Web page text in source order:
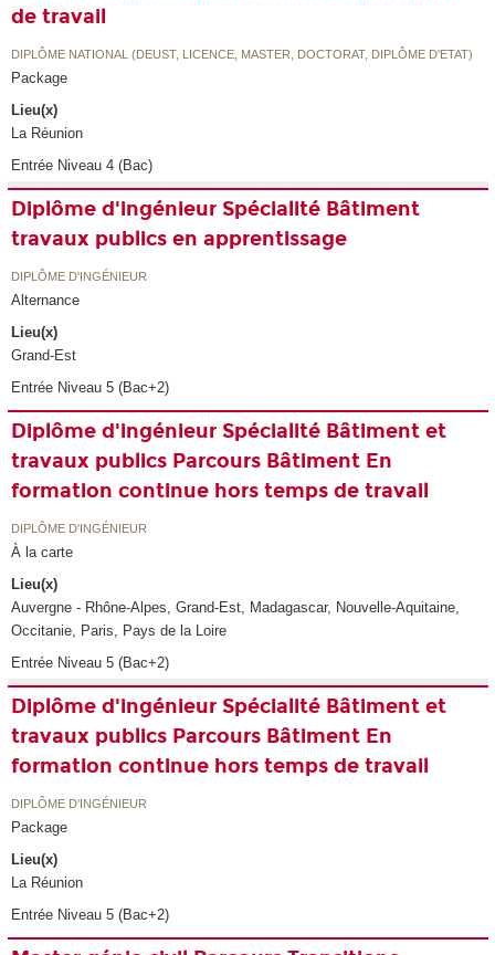
de travail
DIPLÔME NATIONAL (DEUST, LICENCE, MASTER, DOCTORAT, DIPLÔME D'ETAT)
Package
Lieu(x)
La Réunion
Entrée Niveau 4 (Bac)
Diplôme d'ingénieur Spécialité Bâtiment
travaux publics en apprentissage
DIPLÔME D'INGÉNIEUR
Alternance
Lieu(x)
Grand-Est
Entrée Niveau 5 (Bac+2)
Diplôme d'ingénieur Spécialité Bâtiment et
travaux publics Parcours Bâtiment En
formation continue hors temps de travail
DIPLÔME D'INGÉNIEUR
À la carte
Lieu(x)
Auvergne - Rhône-Alpes, Grand-Est, Madagascar, Nouvelle-Aquitaine,
Occitanie, Paris, Pays de la Loire
Entrée Niveau 5 (Bac+2)
Diplôme d'ingénieur Spécialité Bâtiment et
travaux publics Parcours Bâtiment En
formation continue hors temps de travail
DIPLÔME D'INGÉNIEUR
Package
Lieu(x)
La Réunion
Entrée Niveau 5 (Bac+2)